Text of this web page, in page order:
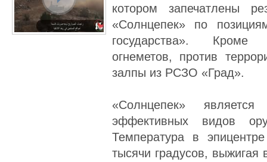
котором запечатлены
«Солнцепек» по
государства».
огнеметов, против
залпы из РСЗО «Град».
«Солнцепек»
эффективных видов
Температура в
тысячи градусов,